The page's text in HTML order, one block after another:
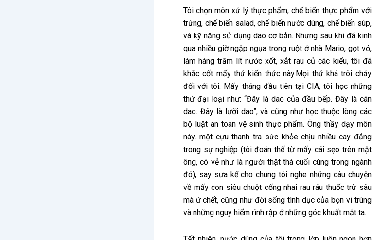
Tôi chọn môn xử lý thực phẩm, chế biến thực phẩm với
trứng, chế biến salad, chế biến nước dùng, chế biến súp,
và kỹ năng sử dụng dao cơ bản. Nhưng sau khi đã kinh
qua nhiều giờ ngập ngụa trong ruột ở nhà Mario, gọt vỏ,
làm hàng trăm lít nước xốt, xắt rau củ các kiểu, tôi đã
khắc cốt mấy thứ kiến thức này.Mọi thứ khá trôi chảy
đối với tôi. Mấy tháng đầu tiên tại CIA, tôi học những
thứ đại loại như: “Đây là dao của đầu bếp. Đây là cán
dao. Đây là lưỡi dao”, và cũng như học thuộc lòng các
bộ luật an toàn vệ sinh thực phẩm. Ông thầy dạy môn
này, một cựu thanh tra sức khỏe chịu nhiều cay đắng
trong sự nghiệp (tôi đoán thế từ mấy cái sẹo trên mặt
ông, có vẻ như là người thật thà cuối cùng trong ngành
đó), say sưa kể cho chúng tôi nghe những câu chuyện
về mấy con siêu chuột cống nhai rau ráu thuốc trừ sâu
mà ứ chết, cũng như đời sống tình dục của bọn vi trùng
và những nguy hiểm rình rập ở những góc khuất mắt ta.